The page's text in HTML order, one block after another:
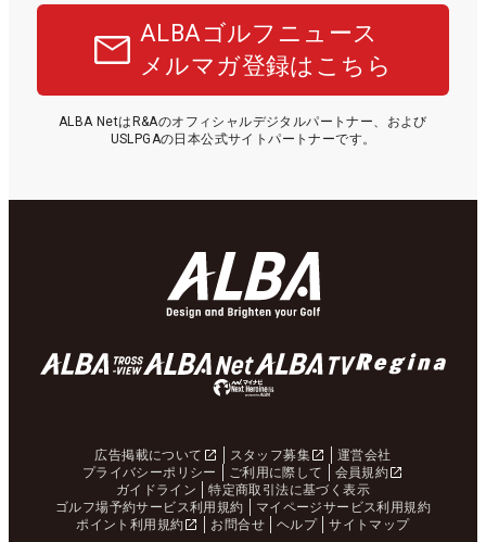
ALBAゴルフニュース
メルマガ登録はこちら
ALBA NetはR&Aのオフィシャルデジタルパートナー、および
USLPGAの日本公式サイトパートナーです。
広告掲載について スタッフ募集
運営会社
プライバシーポリシー
ご利用に際して
会員規約
ガイドライン
特定商取引法に基づく表示
ゴルフ場予約サービス利用規約
マイページサービス利用規約
ポイント利用規約
お問合せ ヘルプ サイトマップ